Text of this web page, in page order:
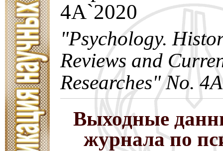
4A`2020
"Psychology.
Reviews and
Researches" No.
Выходные
журнала по